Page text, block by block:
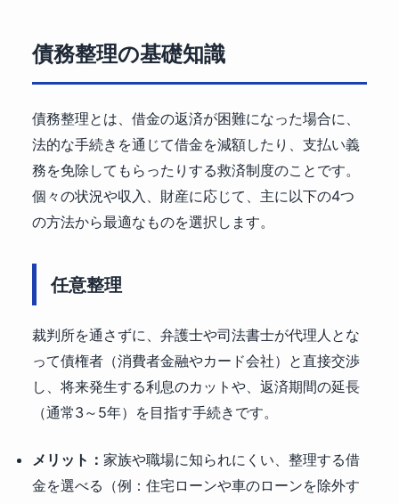
債務整理の基礎知識
債務整理とは、借金の返済が困難になった場合に、
法的な手続きを通じて借金を減額したり、支払い義
務を免除してもらったりする救済制度のことです。
個々の状況や収入、財産に応じて、主に以下の4つ
の方法から最適なものを選択します。
任意整理
裁判所を通さずに、弁護士や司法書士が代理人とな
って債権者（消費者金融やカード会社）と直接交渉
し、将来発生する利息のカットや、返済期間の延長
（通常3～5年）を目指す手続きです。
メリット： 家族や職場に知られにくい、整理する借
金を選べる（例：住宅ローンや車のローンを除外す